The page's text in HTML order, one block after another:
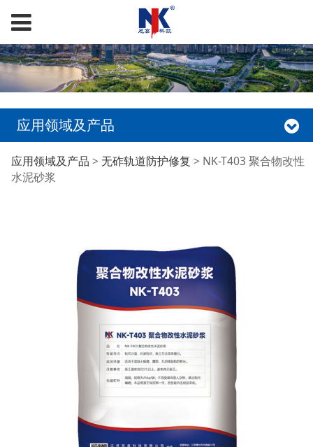
应用领域及产品
NK-T403 聚合物改性水
应用领域及产品 > 无砟轨道防护修复 > NK-T403 聚合物改性
水泥砂浆